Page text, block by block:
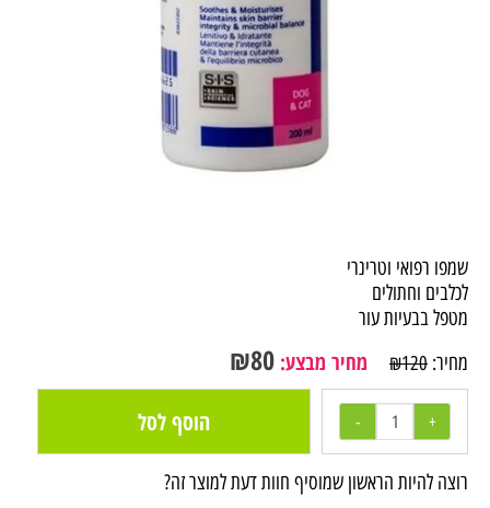
שמפו רפואי וטרינרי
לכלבים וחתולים
מטפל בבעיות עור
מחיר:
₪120 מחיר מבצע: ₪80
הוסף לסל
רוצה להיות הראשון שמוסיף חוות דעת למוצר זה?